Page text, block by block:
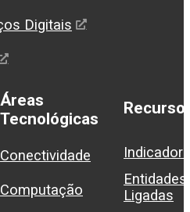
Digitais
Áreas
Tecnológicas
Conectividade
Computação
Entidades
Ligadas